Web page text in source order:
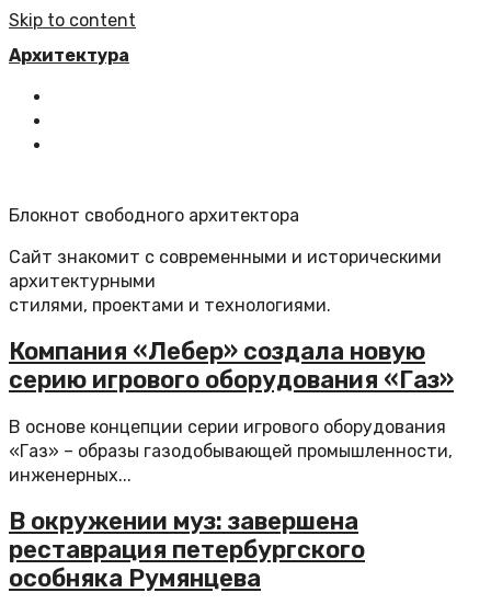
Skip to content
Архитектура
Блокнот свободного архитектора
Сайт знакомит с современными и историческими
архитектурными
стилями, проектами и технологиями.
​Компания «Лебер» создала новую
серию игрового оборудования «Газ»
В основе концепции серии игрового оборудования
«Газ» – образы газодобывающей промышленности,
инженерных...
В окружении муз: завершена
реставрация петербургского
особняка Румянцева